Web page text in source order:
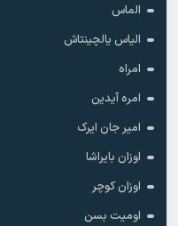
الماس
الیاس یالچینتاش
امراه
امره آیدین
امیر جان ایرک
اوزان بایراشا
اوزان کوچر
اومیت بسن